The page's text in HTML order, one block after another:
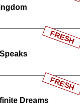
FRESH
Dreams
FRESH